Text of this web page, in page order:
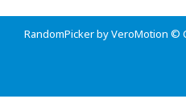
RandomPicker by VeroMotion ©